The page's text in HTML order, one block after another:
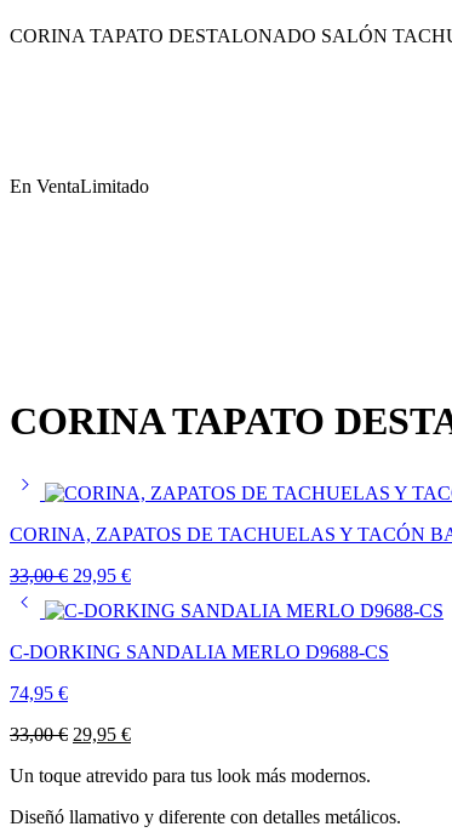
CORINA TAPATO DESTALONADO SALÓN
En VentaLimitado
CORINA TAPATO
CORINA, ZAPATOS DE TACHUELAS Y TACÓN
33,00€ El
original
33,00 €.
29,95 €El
actual
29,95 €.
C-DORKING SANDALIA MERLO D9688-CS
74,95 €
33,00€ El
original
33,00 €.
29,95 €El
actual
29,95 €.
Un toque atrevido para tus look más modernos.
Diseñó llamativo y diferente con detalles metálicos.